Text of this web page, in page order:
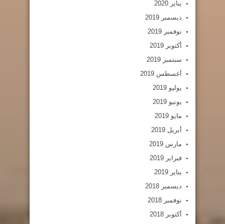
يناير 2020
ديسمبر 2019
نوفمبر 2019
أكتوبر 2019
سبتمبر 2019
أغسطس 2019
يوليو 2019
يونيو 2019
مايو 2019
أبريل 2019
مارس 2019
فبراير 2019
يناير 2019
ديسمبر 2018
نوفمبر 2018
أكتوبر 2018